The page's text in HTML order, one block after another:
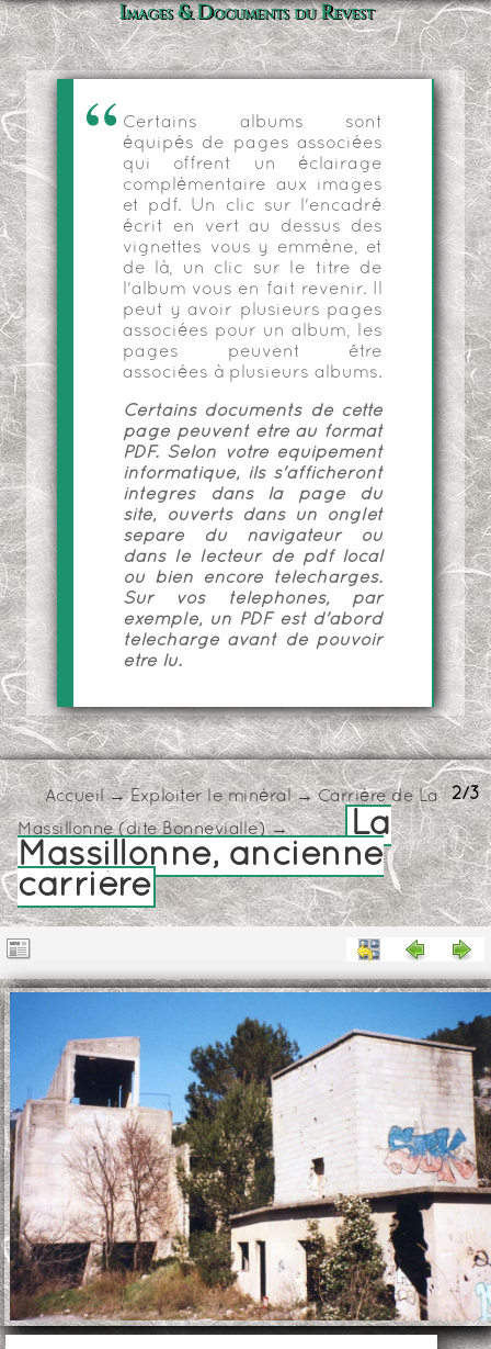
Images & Documents du Revest
Certains albums sont
équipés de pages associées
qui offrent un éclairage
complémentaire aux images
et pdf. Un clic sur l'encadré
écrit en vert au dessus des
vignettes vous y emmène, et
de là, un clic sur le titre de
l'album vous en fait revenir. Il
peut y avoir plusieurs pages
associées pour un album, les
pages peuvent être
associées à plusieurs albums.
Certains documents de cette
page peuvent être au format
PDF. Selon votre équipement
informatique, ils s'afficheront
intégrés dans la page du
site, ouverts dans un onglet
séparé du navigateur ou
dans le lecteur de pdf local
ou bien encore téléchargés.
Sur vos téléphones, par
exemple, un PDF est d'abord
téléchargé avant de pouvoir
être lu.
2/3
Accueil→Exploiter le minéral→Carrière de La
Massillonne (dite Bonnevialle)→
La
Massillonne, ancienne
carrière